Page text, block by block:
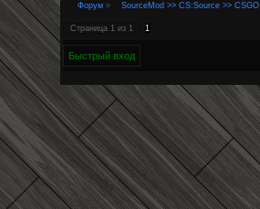
Форум » SourceMod >> CS:Source >> CSGO
Страница 1 из 1 1